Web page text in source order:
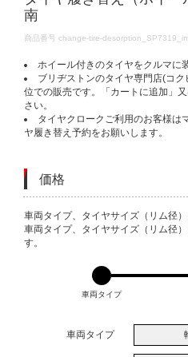
南
DETAILS
商品番号 change-tire-
ホイール付きのタイヤをクルマに
ブリヂストンのタイヤ専門店(コ
位での販売です。「カートに追加」
さい。
タイヤクロークご利用のお客様は
ヤ履き替え予約をお願いします。
価格
VARIATIONS
車両タイプ、タイヤサイズ（リム径）
車両タイプ、タイヤサイズ（リム径
す。
車両タイプ
車両タイプ